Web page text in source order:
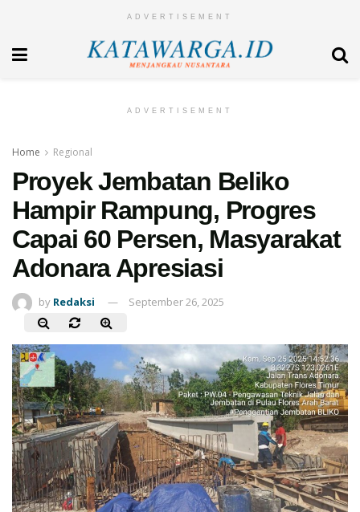
ADVERTISEMENT
ADVERTISEMENT
Home Regional
Proyek Jembatan Beliko
Hampir Rampung, Progres
Capai 60 Persen, Masyarakat
Adonara Apresiasi
by Redaksi September 26, 2025